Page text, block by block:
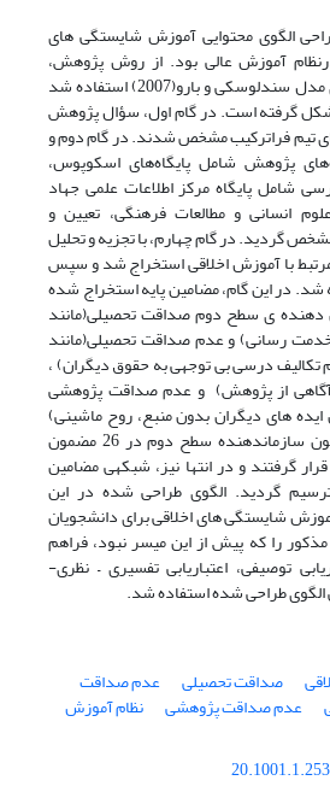
الگوی محتوایی آموزش شایستگی های
آموزش عالی بود. از روش پژوهش،
فراترکیبِ هفت مرحله ای مدل سندلوسکی و بارو(2007) استفاده شد
گرفته است. در گام اول، سؤال پژوهش
تیم فراترکیب مشخص شدند. در گام دوم و
پژوهش شامل پایگاه‌های اسکوپوس،
شامل پایگاه مرکز اطلاعات علمی جهاد
انسانی و مطالعات فرهنگی، تعیین و
گردید. در گام چهارم، با تجزیه و تحلیل
پایه مرتبط با آموزش اخلاقی استخراج شد و سپس
شد. در این گام، مضامین پایه استخراج شده
دهنده ی سطح دوم صداقت تحصیلی(مانند
رسانی) و عدم صداقت تحصیلی(مانند
تکالیف درسی بی توجهی به حقوق دیگران) ،
از پژوهش) و عدم صداقت پژوهشی
ایده های دیگران بدون منبع، روح ماشینی)
طبقهبندی شدند و مضمون سازماندهنده سطح دوم در 26 مضمون
گرفتند و در انتها نیز، شبکهی مضامین
گردید. الگوی طراحی شده در این
شایستگی های اخلاقی برای دانشجویان
را که پیش از این میسر نبود، فراهم
توصیفی، اعتباریابی تفسیری – نظری-
الگوی طراحی شده استفاده شد.
صداقت تحصیلی عدم صداقت
عدم صداقت پژوهشی نظام آموزش